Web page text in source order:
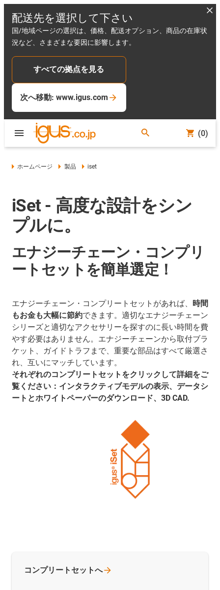
配送先を選択して下さい
国/地域ページの選択は、価格、配送オプション、商品の在庫状
況など、さまざまな要因に影響します。
すべての拠点を見る
次へ移動: www.igus.com
(0)
ホームページ 製品 iset
iSet - 高度な設計をシン
プルに。
エナジーチェーン・コンプリ
ートセットを簡単選定！
エナジーチェーン・コンプリートセットがあれば、 時間
もお金も大幅に節約できます。適切なエナジーチェーン
シリーズと適切なアクセサリーを探すのに長い時間を費
やす必要はありません。エナジーチェーンから取付ブラ
ケット、ガイドトラフまで、重要な部品はすべて厳選さ
れ、互いにマッチしています。
それぞれのコンプリートセットをクリックして詳細をご
覧ください：インタラクティブモデルの表示、データシ
ートとホワイトペーパーのダウンロード、3D CAD.
コンプリートセットへ